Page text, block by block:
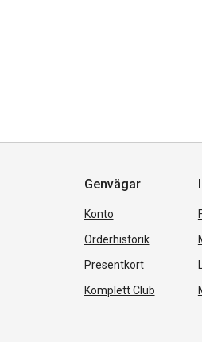
Genvägar
Konto
Orderhistorik
Presentkort
Komplett Club